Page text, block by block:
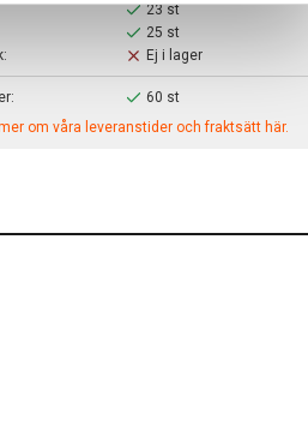
23 st
25 st
Ej i lager
60 st
om våra leveranstider och fraktsätt här.